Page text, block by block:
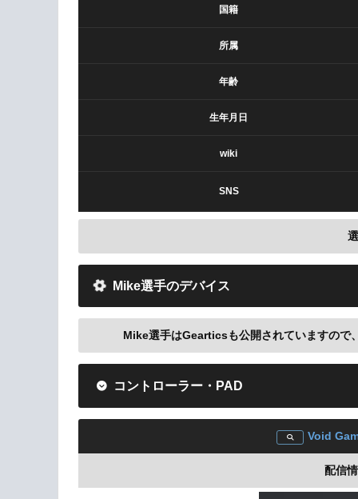
国籍
所属
年齢
生年月日
wiki
SNS
Mike選手のデバイス
Mike選手はGearticsも公開されていますので
コントローラー・PAD
Void
配信